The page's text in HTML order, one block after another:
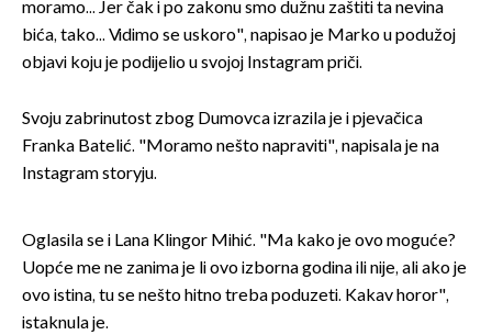
moramo... Jer čak i po zakonu smo dužnu zaštiti ta nevina
bića, tako... Vidimo se uskoro", napisao je Marko u podužoj
objavi koju je podijelio u svojoj Instagram priči.
Svoju zabrinutost zbog Dumovca izrazila je i pjevačica
Franka Batelić. "Moramo nešto napraviti", napisala je na
Instagram storyju.
Oglasila se i Lana Klingor Mihić. "Ma kako je ovo moguće?
Uopće me ne zanima je li ovo izborna godina ili nije, ali ako je
ovo istina, tu se nešto hitno treba poduzeti. Kakav horor",
istaknula je.